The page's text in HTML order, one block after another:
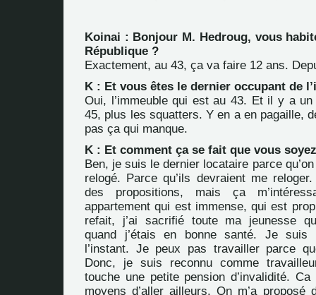
Koinai : Bonjour M. Hedroug, vous
République ?
Exactement, au 43, ça va faire 12 ans.
K : Et vous êtes le dernier occupant de
Oui, l’immeuble qui est au 43. Et il y a
45, plus les squatters. Y en a en pagaille,
pas ça qui manque.
K : Et comment ça se fait que vous
Ben, je suis le dernier locataire parce
relogé. Parce qu’ils devraient me
des propositions, mais ça
appartement qui est immense, qui est
refait, j’ai sacrifié toute ma jeunesse
quand j’étais en bonne santé. Je suis
l’instant. Je peux pas travailler parce
Donc, je suis reconnu comme
touche une petite pension d’invalidité.
moyens d’aller ailleurs. On m’a proposé